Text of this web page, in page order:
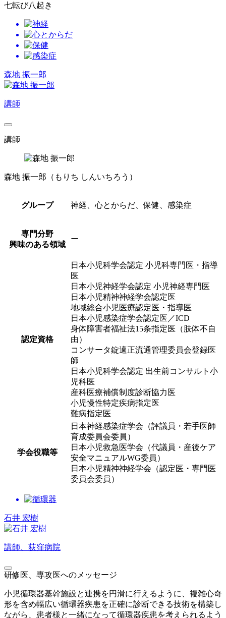
七転び八起き
森地 振一郎
講師
講師
森地 振一郎 （もりち しんいちろう）
グループ 神経、心とからだ、保健、感染症
専門分野
興味のある領域
ー
認定資格
日本小児科学会認定 小児科専門医・指導
医
日本小児神経学会認定 小児神経専門医
日本小児精神神経学会認定医
地域総合小児医療認定医・指導医
日本小児感染症学会認定医／ICD
身体障害者福祉法15条指定医（肢体不自
由）
コンサータ錠適正流通管理委員会登録医
師
日本小児科学会認定 出生前コンサルト小
児科医
産科医療補償制度診断協力医
小児慢性特定疾病指定医
難病指定医
学会役職等
日本神経感染症学会（評議員・若手医師
育成委員会委員）
日本小児救急医学会（代議員・産後ケア
安全マニュアルWG委員）
日本小児精神神経学会（認定医・専門医
委員会委員）
石井 宏樹
講師、荻窪病院
研修医、専攻医へのメッセージ
小児循環器基幹施設と連携を円滑に行えるように、複雑心奇
形を含め幅広い循環器疾患を正確に診断できる技術を構築し
ながら、患者様と一緒になって循環器疾患を考えられるよう